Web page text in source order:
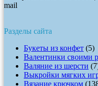
mail
Разделы сайта
Букеты из конфет (5)
Валентинки своими
Валяние из шерсти
Выкройки мягких
Вязание крючком